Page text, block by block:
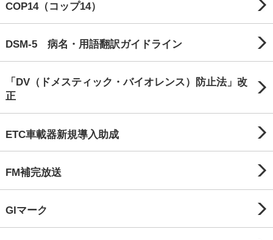
COP14（コップ14）
DSM-5 病名・用語翻訳ガイドライン
「DV（ドメスティック・バイオレンス）防止法」改
正
ETC車載器新規導入助成
FM補完放送
GIマーク